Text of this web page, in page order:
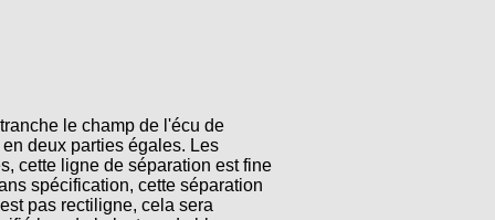
le champ de l'écu de
deux parties égales. Les
cette ligne de séparation est fine
spécification, cette séparation
pas rectiligne, cela sera